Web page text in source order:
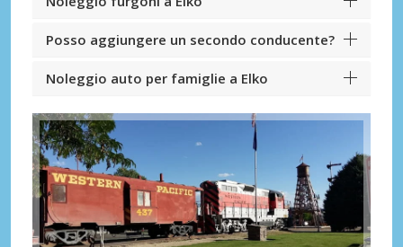
Posso aggiungere un secondo conducente?
Noleggio auto per famiglie a Elko